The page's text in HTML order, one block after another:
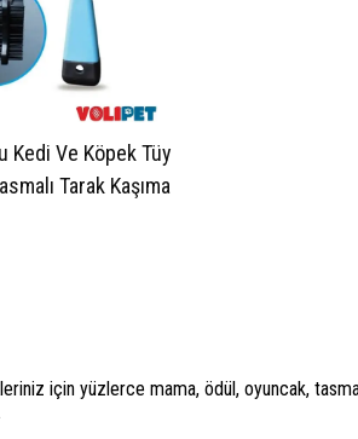
Kedi Ve Köpek Tüy
Tarak Kaşıma
için yüzlerce mama, ödül, oyuncak,